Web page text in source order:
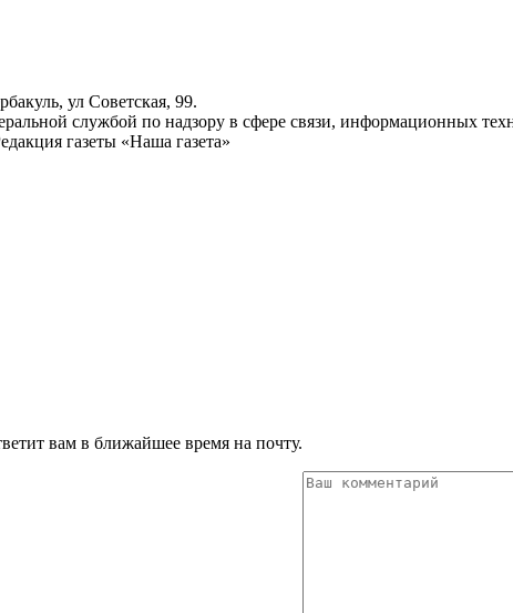
ул Советская, 99.
службой по надзору в сфере связи, информационных
газеты «Наша газета»
вам в ближайшее время на почту.